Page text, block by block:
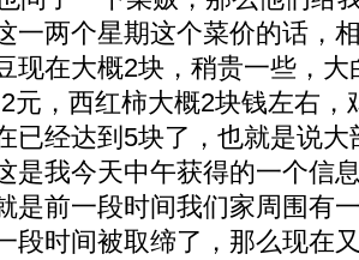
一两个星期这个菜价的话，
现在大概2块，稍贵一些，
元，西红柿大概2块钱左右，
已经达到5块了，也就是说
是我今天中午获得的一个信
是前一段时间我们家周围有
段时间被取缔了，那么现在